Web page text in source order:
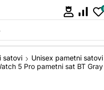
satovi
Unisex pametni satovi
5 Pro pametni sat BT